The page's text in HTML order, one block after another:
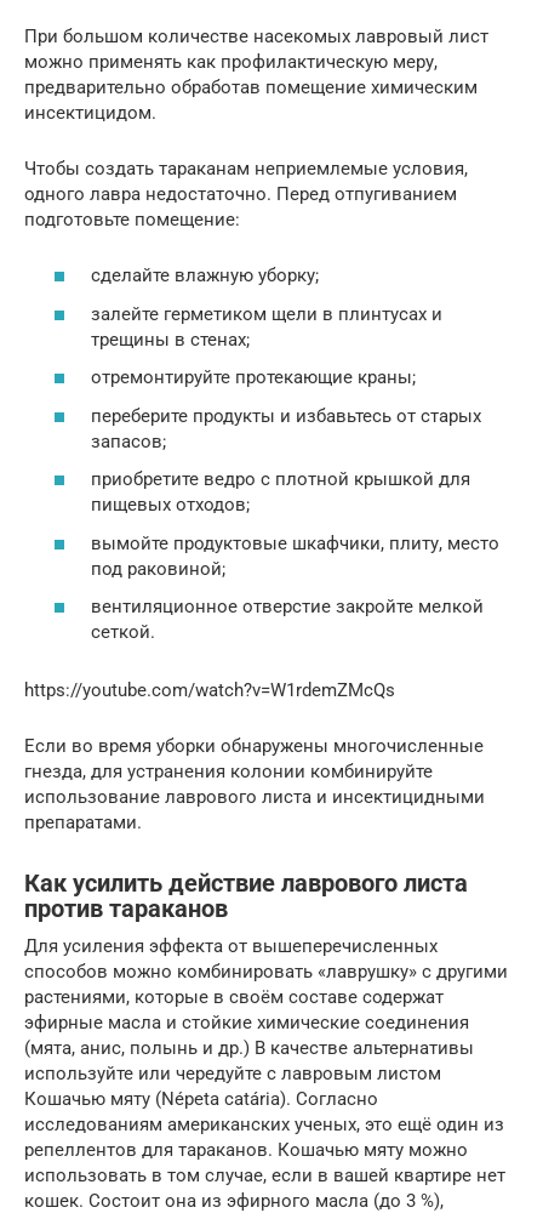
При большом количестве насекомых лавровый лист
можно применять как профилактическую меру,
предварительно обработав помещение химическим
инсектицидом.
Чтобы создать тараканам неприемлемые условия,
одного лавра недостаточно. Перед отпугиванием
подготовьте помещение:
сделайте влажную уборку;
залейте герметиком щели в плинтусах и
трещины в стенах;
отремонтируйте протекающие краны;
переберите продукты и избавьтесь от старых
запасов;
приобретите ведро с плотной крышкой для
пищевых отходов;
вымойте продуктовые шкафчики, плиту, место
под раковиной;
вентиляционное отверстие закройте мелкой
сеткой.
https://youtube.com/watch?v=W1rdemZMcQs
Если во время уборки обнаружены многочисленные
гнезда, для устранения колонии комбинируйте
использование лаврового листа и инсектицидными
препаратами.
Как усилить действие лаврового листа
против тараканов
Для усиления эффекта от вышеперечисленных
способов можно комбинировать «лаврушку» с другими
растениями, которые в своём составе содержат
эфирные масла и стойкие химические соединения
(мята, анис, полынь и др.) В качестве альтернативы
используйте или чередуйте с лавровым листом
Кошачью мяту (Népeta catária). Согласно
исследованиям американских ученых, это ещё один из
репеллентов для тараканов. Кошачью мяту можно
использовать в том случае, если в вашей квартире нет
кошек. Состоит она из эфирного масла (до 3 %),